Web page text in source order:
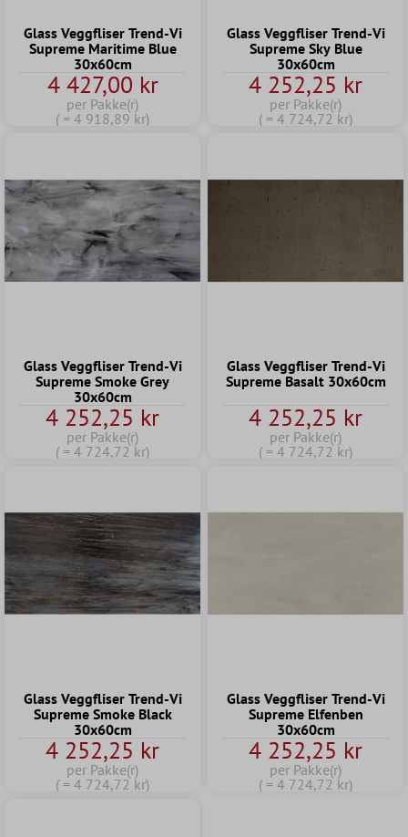
Glass Veggfliser Trend-Vi
Supreme Maritime Blue
30x60cm
4 427,00 kr
per Pakke(r)
( = 4 918,89 kr)
Glass Veggfliser Trend-Vi
Supreme Sky Blue
30x60cm
4 252,25 kr
per Pakke(r)
( = 4 724,72 kr)
Glass Veggfliser Trend-Vi
Supreme Smoke Grey
30x60cm
4 252,25 kr
per Pakke(r)
( = 4 724,72 kr)
Glass Veggfliser Trend-Vi
Supreme Basalt 30x60cm
4 252,25 kr
per Pakke(r)
( = 4 724,72 kr)
Glass Veggfliser Trend-Vi
Supreme Smoke Black
30x60cm
4 252,25 kr
per Pakke(r)
( = 4 724,72 kr)
Glass Veggfliser Trend-Vi
Supreme Elfenben
30x60cm
4 252,25 kr
per Pakke(r)
( = 4 724,72 kr)